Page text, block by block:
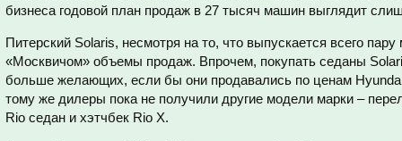
бизнеса годовой план продаж в 27 тысяч машин выглядит
Питерский Solaris, несмотря на то, что выпускается всего
«Москвичом» объемы продаж. Впрочем, покупать седаны
больше желающих, если бы они продавались по ценам
тому же дилеры пока не получили другие модели марки –
Rio седан и хэтчбек Rio X.